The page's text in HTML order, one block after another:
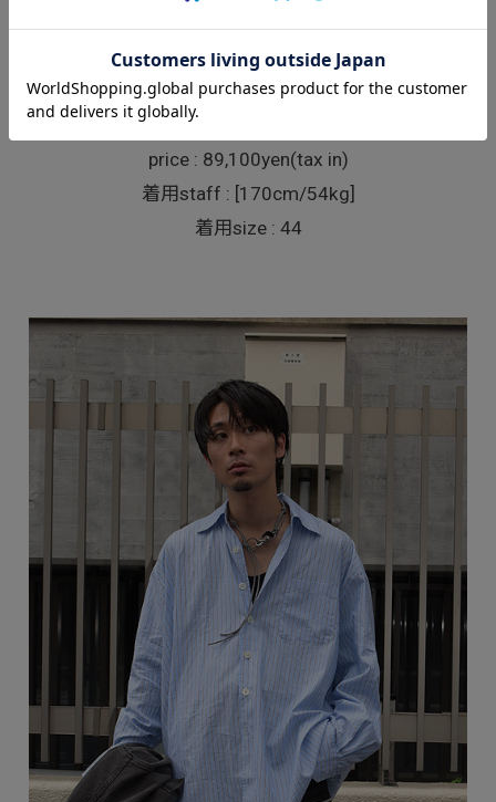
color : Ash Black Rebor Canvas
price : 89,100yen(tax in)
着用staff : [170cm/54kg]
着用size : 44